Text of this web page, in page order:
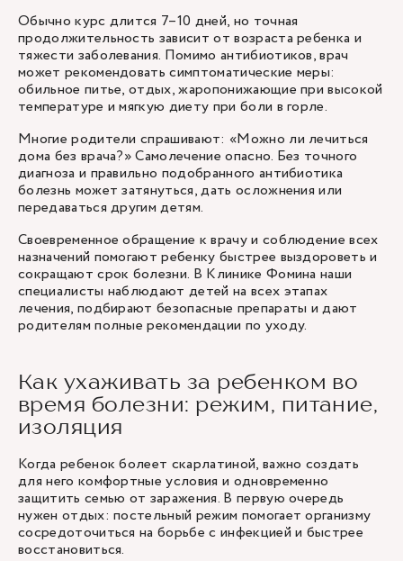
Обычно курс длится 7–10 дней, но точная
продолжительность зависит от возраста ребенка и
тяжести заболевания. Помимо антибиотиков, врач
может рекомендовать симптоматические меры:
обильное питье, отдых, жаропонижающие при высокой
температуре и мягкую диету при боли в горле.
Многие родители спрашивают: «Можно ли лечиться
дома без врача?» Самолечение опасно. Без точного
диагноза и правильно подобранного антибиотика
болезнь может затянуться, дать осложнения или
передаваться другим детям.
Своевременное обращение к врачу и соблюдение всех
назначений помогают ребенку быстрее выздороветь и
сокращают срок болезни. В Клинике Фомина наши
специалисты наблюдают детей на всех этапах
лечения, подбирают безопасные препараты и дают
родителям полные рекомендации по уходу.
Как ухаживать за ребенком во
время болезни: режим, питание,
изоляция
Когда ребенок болеет скарлатиной, важно создать
для него комфортные условия и одновременно
защитить семью от заражения. В первую очередь
нужен отдых: постельный режим помогает организму
сосредоточиться на борьбе с инфекцией и быстрее
восстановиться.